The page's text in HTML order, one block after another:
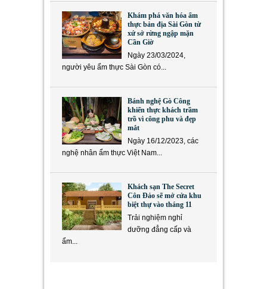
Khám phá văn hóa ẩm
thực bản địa Sài Gòn từ
xứ sở rừng ngập mặn
Cần Giờ
Ngày 23/03/2024,
người yêu ẩm thực Sài Gòn có...
Bánh nghệ Gò Công
khiến thực khách trầm
trồ vì công phu và đẹp
mắt
Ngày 16/12/2023, các
nghệ nhân ẩm thực Việt Nam...
Khách sạn The Secret
Côn Đảo sẽ mở cửa khu
biệt thự vào tháng 11
Trải nghiệm nghỉ
dưỡng đẳng cấp và
ẩm...